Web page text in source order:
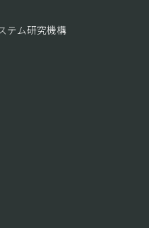
テム研究機構